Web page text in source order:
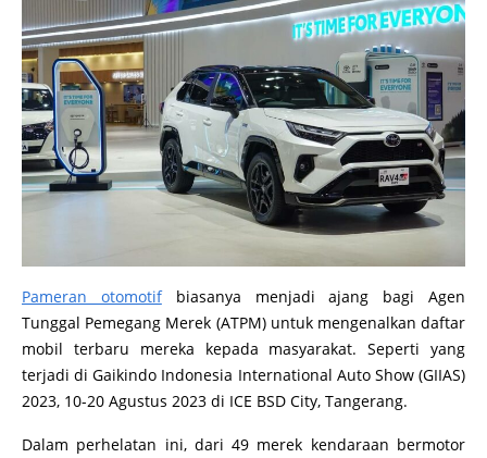
Pameran otomotifbiasanya menjadi ajang bagi Agen
Tunggal Pemegang Merek (ATPM) untuk mengenalkan daftar
mobil terbaru mereka kepada masyarakat. Seperti yang
terjadi di Gaikindo Indonesia International Auto Show (GIIAS)
2023, 10-20 Agustus 2023 di ICE BSD City, Tangerang.
Dalam perhelatan ini, dari 49 merek kendaraan bermotor